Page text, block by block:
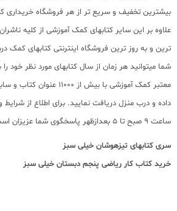
بیشترین تخفیف و سریع تر از هر فروشگاه خریداری
علاوه بر این سایر کتابهای کمک آموزشی از کلیه
ترین و به روز ترین فروشگاه اینترنتی کتابهای کمک درسی از پایه تا کنکور با سابقه 15 ساله در امر توزیع و فروش کتابهای کمک
شما میتوانید هر زمان از سال کتابهای مورد نظر
ساعت 9 صبح تا 5 بعدازظهر پاسخگوی شما عزیزان است و برای پیگیری سفارشات شهرستانها میتوانید با مراجعه به سایت رهگیری مرسولات پستی از موقعیت بسته سفارشات خود اطلاع پیدا کنید.
سری کتابهای تیزهوشان خیلی سبز
خرید کتاب کار ریاضی پنجم دبستان خیلی سبز